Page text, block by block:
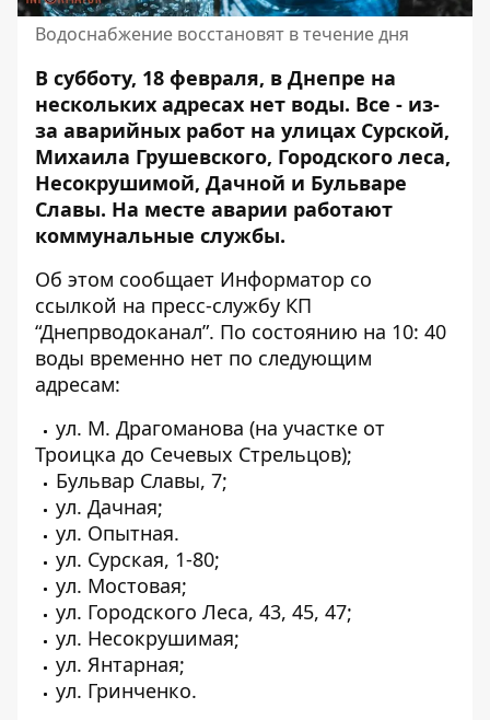
Водоснабжение восстановят в течение дня
В субботу, 18 февраля, в Днепре на
нескольких адресах нет воды. Все - из-
за аварийных работ на улицах Сурской,
Михаила Грушевского, Городского леса,
Несокрушимой, Дачной и Бульваре
Славы. На месте аварии работают
коммунальные службы.
Об этом сообщает Информатор со
ссылкой на пресс-службу КП
“Днепрводоканал”. По состоянию на 10: 40
воды временно нет по следующим
адресам:
ул. М. Драгоманова (на участке от
Троицка до Сечевых Стрельцов);
Бульвар Славы, 7;
ул. Дачная;
ул. Опытная.
ул. Сурская, 1-80;
ул. Мостовая;
ул. Городского Леса, 43, 45, 47;
ул. Несокрушимая;
ул. Янтарная;
ул. Гринченко.